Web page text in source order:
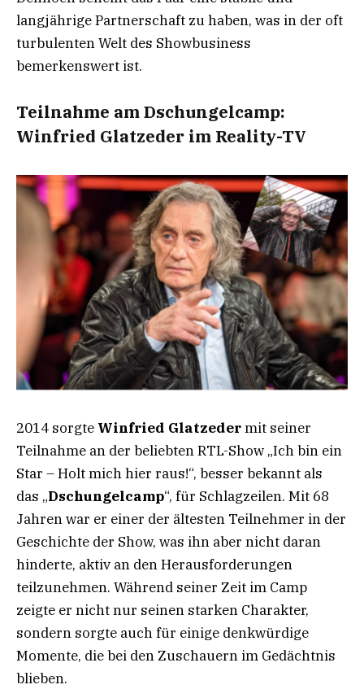
langjährige Partnerschaft zu haben, was in der oft
turbulenten Welt des Showbusiness
bemerkenswert ist.
Teilnahme am Dschungelcamp:
Winfried Glatzeder im Reality-TV
2014 sorgte Winfried Glatzedermit seiner
Teilnahme an der beliebten RTL-Show „Ich bin ein
Star – Holt mich hier raus!“, besser bekannt als
das „Dschungelcamp“, für Schlagzeilen. Mit 68
Jahren war er einer der ältesten Teilnehmer in der
Geschichte der Show, was ihn aber nicht daran
hinderte, aktiv an den Herausforderungen
teilzunehmen. Während seiner Zeit im Camp
zeigte er nicht nur seinen starken Charakter,
sondern sorgte auch für einige denkwürdige
Momente, die bei den Zuschauern im Gedächtnis
blieben.